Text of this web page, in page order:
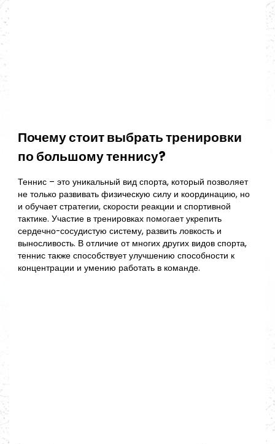
Почему стоит выбрать тренировки
по большому теннису?
Теннис – это уникальный вид спорта, который позволяет
не только развивать физическую силу и координацию, но
и обучает стратегии, скорости реакции и спортивной
тактике. Участие в тренировках помогает укрепить
сердечно-сосудистую систему, развить ловкость и
выносливость. В отличие от многих других видов спорта,
теннис также способствует улучшению способности к
концентрации и умению работать в команде.